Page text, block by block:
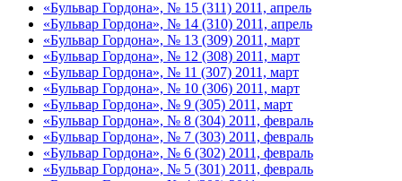
«Бульвар Гордона», № 15 (311) 2011, апрель
«Бульвар Гордона», № 14 (310) 2011, апрель
«Бульвар Гордона», № 13 (309) 2011, март
«Бульвар Гордона», № 12 (308) 2011, март
«Бульвар Гордона», № 11 (307) 2011, март
«Бульвар Гордона», № 10 (306) 2011, март
«Бульвар Гордона», № 9 (305) 2011, март
«Бульвар Гордона», № 8 (304) 2011, февраль
«Бульвар Гордона», № 7 (303) 2011, февраль
«Бульвар Гордона», № 6 (302) 2011, февраль
«Бульвар Гордона», № 5 (301) 2011, февраль